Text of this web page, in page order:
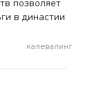
позволяет
в династии
калевалинг